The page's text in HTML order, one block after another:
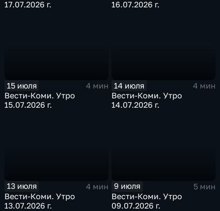
17.07.2026 г. 16.07.2026 г.
15 июля
4 мин
Вести-Коми. Утро
15.07.2026 г.
14 июля
4 мин
Вести-Коми. Утро
14.07.2026 г.
13 июля
4 мин
Вести-Коми. Утро
13.07.2026 г.
9 июля
5 мин
Вести-Коми. Утро
09.07.2026 г.